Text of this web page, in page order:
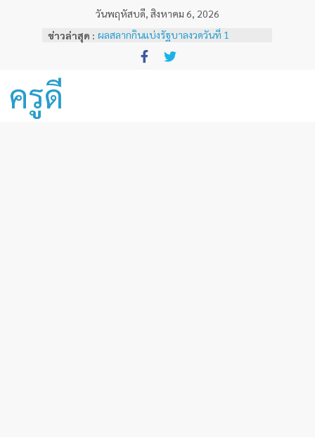
วันพฤหัสบดี, สิงหาคม 6, 2026
ข่าวล่าสุด : ผลสลากกินแบ่งรัฐบาลงวดวันที่ 1
พฤศจิกายน 2567
หลักเกณฑ์และวิธีการเทียบเคียงผลการ
ครูดี